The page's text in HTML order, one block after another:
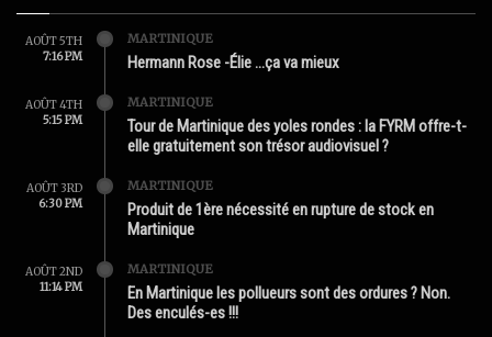
AOÛT 5TH
7:16 PM
MARTINIQUE
Hermann Rose -Élie …ça va mieux
AOÛT 4TH
5:15 PM
MARTINIQUE
Tour de Martinique des yoles rondes : la FYRM offre-t-
elle gratuitement son trésor audiovisuel ?
AOÛT 3RD
6:30 PM
MARTINIQUE
Produit de 1ère nécessité en rupture de stock en
Martinique
AOÛT 2ND
11:14 PM
MARTINIQUE
En Martinique les pollueurs sont des ordures ? Non.
Des enculés-es !!!